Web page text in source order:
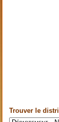
Trouver le